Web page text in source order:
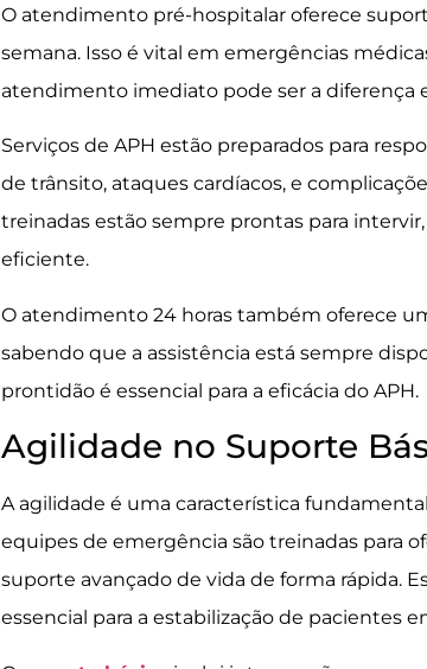
O atendimento pré-hospitalar oferece
semana. Isso é vital em emergências
atendimento imediato pode ser a diferença
Serviços de APH estão preparados para
de trânsito, ataques cardíacos, e
treinadas estão sempre prontas para
eficiente.
O atendimento 24 horas também oferece
sabendo que a assistência está sempre
prontidão é essencial para a eficácia do APH.
Agilidade no Suporte
A agilidade é uma característica
equipes de emergência são treinadas para
suporte avançado de vida de forma rápida.
essencial para a estabilização de pacientes